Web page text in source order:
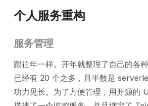
个人服务重构
服务管理
跟往年一样。开年就整理了自己的各
已经有 20 个之多，且半数是
功力见长。为了方便管理，用开源的